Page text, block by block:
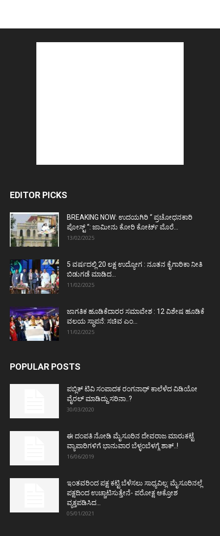
EDITOR PICKS
BREAKING NOW: ಉದಯಗಿರಿ “ ಪ್ರಚೋಧನಕಾರಿ
ಪೋಸ್ಟ್‌ “: ಜಾಮೀನು ಕೋರಿ ಕೋರ್ಟ್‌ ಮೊರೆ...
13/02/2025
5 ವರ್ಷದಲ್ಲಿ 20 ಲಕ್ಷ ಉದ್ಯೋಗ : ನೂತನ ಕೈಗಾರಿಕಾ ನೀತಿ
ಬಿಡುಗಡೆ ಮಾಡಿದ...
11/02/2025
ಜಾಗತಿಕ ಹೂಡಿಕೆದಾರರ ಸಮಾವೇಶ : 12 ವಿಶೇಷ ಹೂಡಿಕೆ
ವಲಯ ಸ್ಥಾಪನೆ: ಸಚಿವ ಎಂ...
11/02/2025
POPULAR POSTS
ಪಬ್ಲಿಕ್ ಟಿವಿ ಸಂಪಾದಕ ರಂಗನಾಥ್ ಕಾಲೆಳೆದ ವಿಡಿಯೋ
ವೈರಲ್ ಮಾಡಿದ್ದು ಸರಿನಾ..?
30/03/2020
ಈ ದಂಪತಿ ನೋಡಿ ಮೈಸೂರಿನ ದೇವರಾಜ ಮಾರುಕಟ್ಟೆ
ವ್ಯಾಪಾರಿಗಳಿಗೆ ಭಾನುವಾರ ಬೆಳ್ಳಂಬೆಳಗ್ಗೆ ಶಾಕ್..!
16/06/2019
ಇಂತವರಿಂದ ಪಕ್ಷ ಕಟ್ಟಿ ಬೆಳೆಸಲು ಸಾಧ್ಯವಿಲ್ಲ: ಮೈಸೂರಿನಲ್ಲೆ
ಪಕ್ಷದಿಂದ ಉಚ್ಚಾಟಿಸುತ್ತೇನೆ- ಪರೋಕ್ಷ ಆಕ್ರೋಶ
ವ್ಯಕ್ತಪಡಿಸಿದ...
05/01/2021